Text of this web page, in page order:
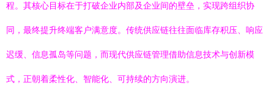
程。其核心目标在于打破企业内部及企业间的壁垒，实现跨组织协
同，最终提升终端客户满意度。传统供应链往往面临库存积压、响应
迟缓、信息孤岛等问题，而现代供应链管理借助信息技术与创新模
式，正朝着柔性化、智能化、可持续的方向演进。